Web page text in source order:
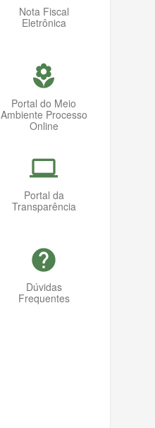
Nota Fiscal
Eletrônica
local_florist
Portal do Meio
Ambiente Processo
Online
computer
Portal da
Transparência
help
Dúvidas
Frequentes